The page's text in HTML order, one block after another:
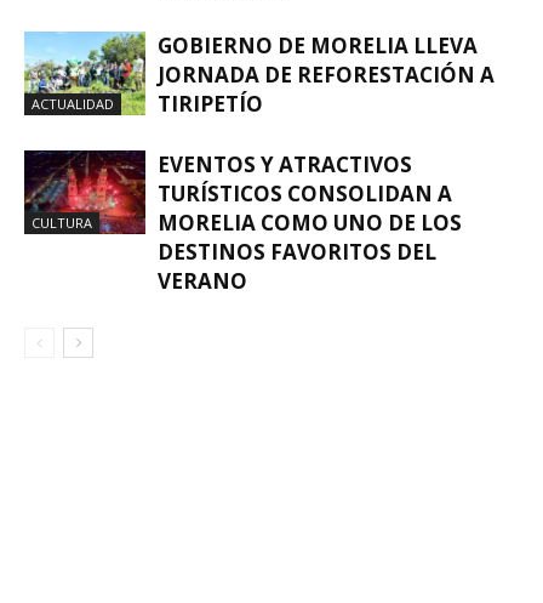
ACTUALIDAD
GOBIERNO DE MORELIA LLEVA
JORNADA DE REFORESTACIÓN A
TIRIPETÍO
CULTURA
EVENTOS Y ATRACTIVOS
TURÍSTICOS CONSOLIDAN A
MORELIA COMO UNO DE LOS
DESTINOS FAVORITOS DEL
VERANO